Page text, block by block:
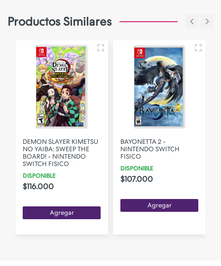
Productos Similares
DEMON SLAYER KIMETSU
NO YAIBA: SWEEP THE
BOARD! - NINTENDO
SWITCH FISICO
DISPONIBLE
$116.000
Agregar
BAYONETTA 2 -
NINTENDO SWITCH
FISICO
DISPONIBLE
$107.000
Agregar